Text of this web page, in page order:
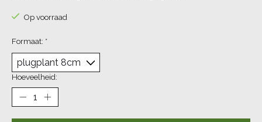
Op voorraad
Formaat: *
Hoeveelheid: